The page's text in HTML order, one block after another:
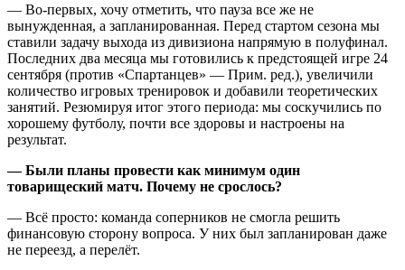
— Во-первых, хочу отметить, что пауза все же не
вынужденная, а запланированная. Перед стартом сезона мы
ставили задачу выхода из дивизиона напрямую в полуфинал.
Последних два месяца мы готовились к предстоящей игре 24
сентября (против «Спартанцев» — Прим. ред.), увеличили
количество игровых тренировок и добавили теоретических
занятий. Резюмируя итог этого периода: мы соскучились по
хорошему футболу, почти все здоровы и настроены на
результат.
— Были планы провести как минимум один
товарищеский матч. Почему не срослось?
— Всё просто: команда соперников не смогла решить
финансовую сторону вопроса. У них был запланирован даже
не переезд, а перелёт.